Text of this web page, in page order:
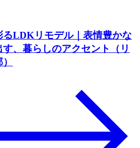
るLDKリモデル｜表情豊かな
、暮らしのアクセント（リ